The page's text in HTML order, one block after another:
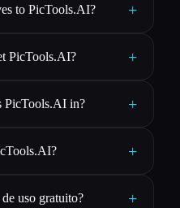
to PicTools.AI? +
PicTools.AI? +
PicTools.AI in? +
+
uso gratuito? +